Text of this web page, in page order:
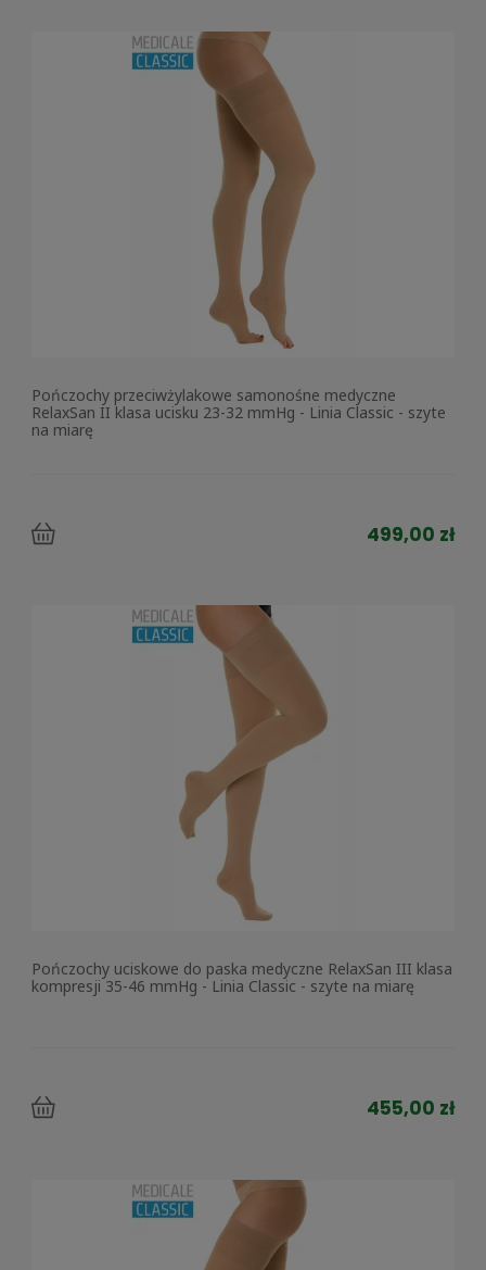
Pończochy przeciwżylakowe samonośne medyczne
RelaxSan II klasa ucisku 23-32 mmHg - Linia Classic - szyte
na miarę
499,00 zł
Pończochy uciskowe do paska medyczne RelaxSan III klasa
kompresji 35-46 mmHg - Linia Classic - szyte na miarę
455,00 zł